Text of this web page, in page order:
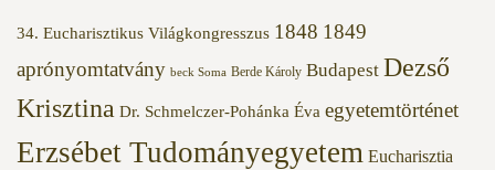
34. Eucharisztikus Világkongresszus 1848 1849
aprónyomtatvány beck Soma Berde Károly Budapest Dezső
Krisztina Dr. Schmelczer-Pohánka Éva egyetemtörténet
Erzsébet Tudományegyetem Eucharisztia